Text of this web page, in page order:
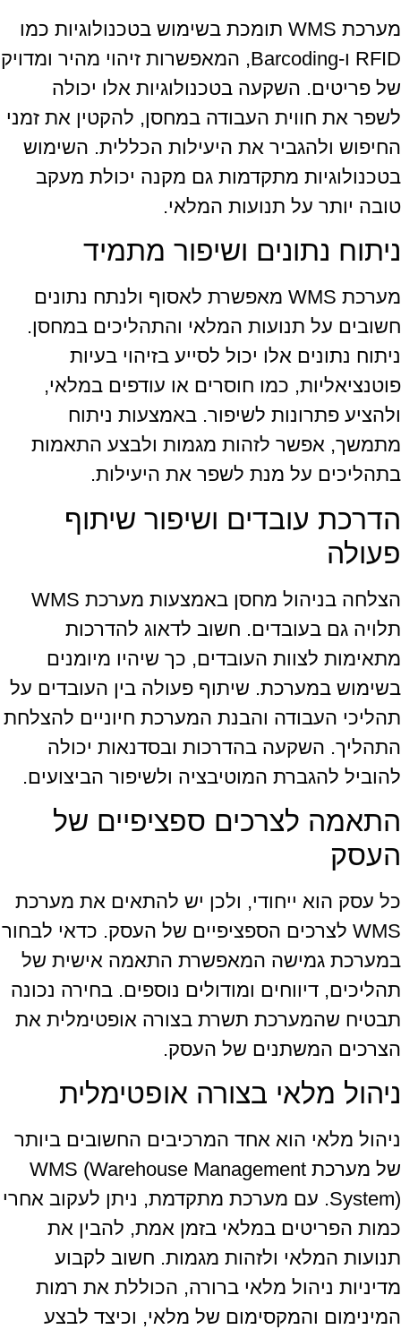
מערכת WMS תומכת בשימוש בטכנולוגיות כמו
RFID ו-Barcoding, המאפשרות זיהוי מהיר ומדויק
של פריטים. השקעה בטכנולוגיות אלו יכולה
לשפר את חווית העבודה במחסן, להקטין את זמני
החיפוש ולהגביר את היעילות הכללית. השימוש
בטכנולוגיות מתקדמות גם מקנה יכולת מעקב
טובה יותר על תנועות המלאי.
ניתוח נתונים ושיפור מתמיד
מערכת WMS מאפשרת לאסוף ולנתח נתונים
חשובים על תנועות המלאי והתהליכים במחסן.
ניתוח נתונים אלו יכול לסייע בזיהוי בעיות
פוטנציאליות, כמו חוסרים או עודפים במלאי,
ולהציע פתרונות לשיפור. באמצעות ניתוח
מתמשך, אפשר לזהות מגמות ולבצע התאמות
בתהליכים על מנת לשפר את היעילות.
הדרכת עובדים ושיפור שיתוף
פעולה
הצלחה בניהול מחסן באמצעות מערכת WMS
תלויה גם בעובדים. חשוב לדאוג להדרכות
מתאימות לצוות העובדים, כך שיהיו מיומנים
בשימוש במערכת. שיתוף פעולה בין העובדים על
תהליכי העבודה והבנת המערכת חיוניים להצלחת
התהליך. השקעה בהדרכות ובסדנאות יכולה
להוביל להגברת המוטיבציה ולשיפור הביצועים.
התאמה לצרכים ספציפיים של
העסק
כל עסק הוא ייחודי, ולכן יש להתאים את מערכת
WMS לצרכים הספציפיים של העסק. כדאי לבחור
במערכת גמישה המאפשרת התאמה אישית של
תהליכים, דיווחים ומודולים נוספים. בחירה נכונה
תבטיח שהמערכת תשרת בצורה אופטימלית את
הצרכים המשתנים של העסק.
ניהול מלאי בצורה אופטימלית
ניהול מלאי הוא אחד המרכיבים החשובים ביותר
של מערכת WMS (Warehouse Management
System). עם מערכת מתקדמת, ניתן לעקוב אחרי
כמות הפריטים במלאי בזמן אמת, להבין את
תנועות המלאי ולזהות מגמות. חשוב לקבוע
מדיניות ניהול מלאי ברורה, הכוללת את רמות
המינימום והמקסימום של מלאי, וכיצד לבצע